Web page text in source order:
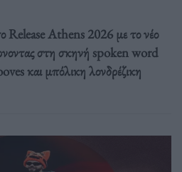
Release Athens 2026 με το νέο
στη σκηνή spoken word
και μπόλικη λονδρέζικη